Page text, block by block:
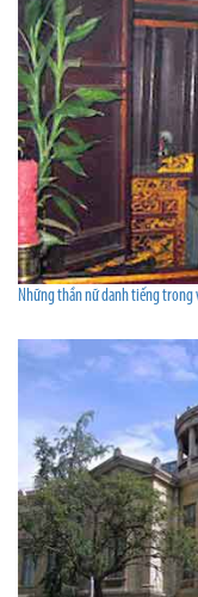
Những thần nữ danh tiếng trong